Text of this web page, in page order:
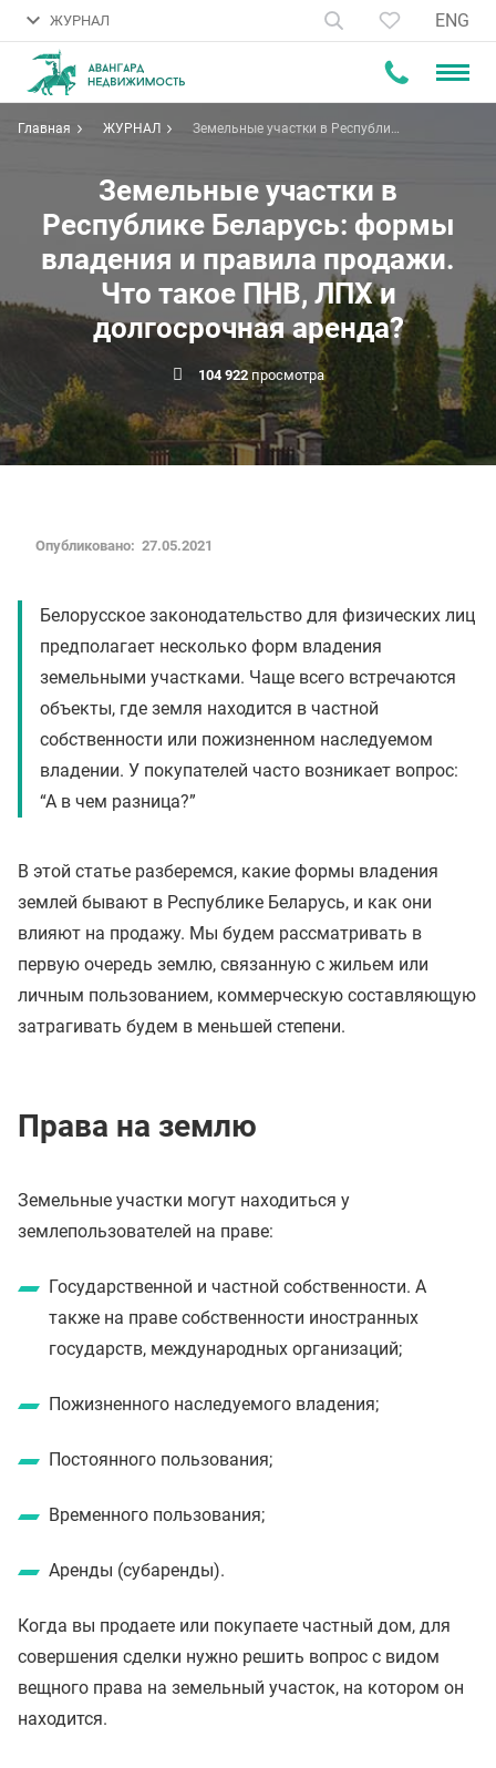
ЖУРНАЛ ENG
Главная ЖУРНАЛ
Земельные участки в Республике
аренда?
Земельные участки в
Республике Беларусь: формы
владения и правила продажи.
Что такое ПНВ, ЛПХ и
долгосрочная аренда?
104 922просмотра
Опубликовано: 27.05.2021
Белорусское законодательство для физических лиц
предполагает несколько форм владения
земельными участками. Чаще всего встречаются
объекты, где земля находится в частной
собственности или пожизненном наследуемом
владении. У покупателей часто возникает вопрос:
“А в чем разница?”
В этой статье разберемся, какие формы владения
землей бывают в Республике Беларусь, и как они
влияют на продажу. Мы будем рассматривать в
первую очередь землю, связанную с жильем или
личным пользованием, коммерческую составляющую
затрагивать будем в меньшей степени.
Права на землю
Земельные участки могут находиться у
землепользователей на праве:
Государственной и частной собственности. А
также на праве собственности иностранных
государств, международных организаций;
Пожизненного наследуемого владения;
Постоянного пользования;
Временного пользования;
Аренды (субаренды).
Когда вы продаете или покупаете частный дом, для
совершения сделки нужно решить вопрос с видом
вещного права на земельный участок, на котором он
находится.